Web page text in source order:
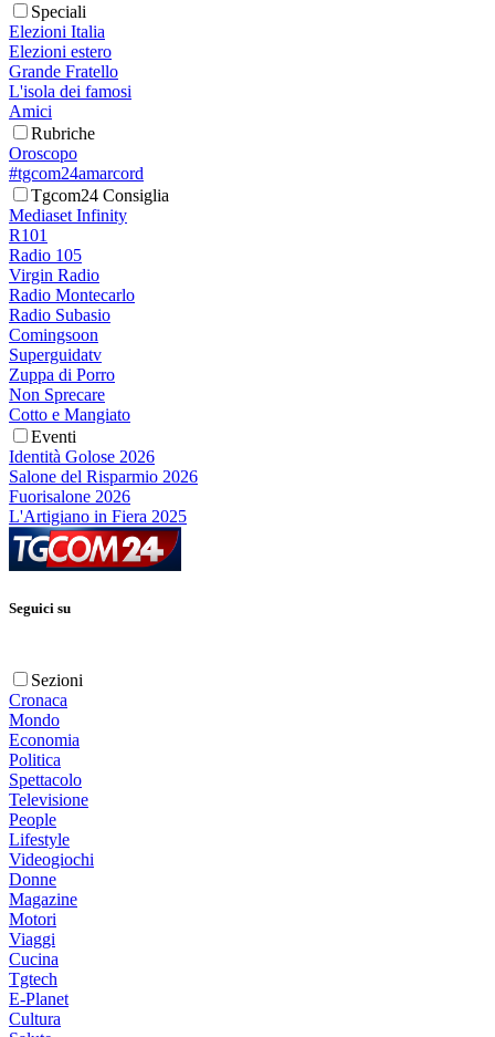
Speciali
Elezioni Italia
Elezioni estero
Grande Fratello
L'isola dei famosi
Amici
Rubriche
Oroscopo
#tgcom24amarcord
Tgcom24 Consiglia
Mediaset Infinity
R101
Radio 105
Virgin Radio
Radio Montecarlo
Radio Subasio
Comingsoon
Superguidatv
Zuppa di Porro
Non Sprecare
Cotto e Mangiato
Eventi
Identità Golose 2026
Salone del Risparmio 2026
Fuorisalone 2026
L'Artigiano in Fiera 2025
Seguici su
Sezioni
Cronaca
Mondo
Economia
Politica
Spettacolo
Televisione
People
Lifestyle
Videogiochi
Donne
Magazine
Motori
Viaggi
Cucina
Tgtech
E-Planet
Cultura